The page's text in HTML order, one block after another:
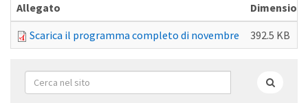
Allegato
Scarica il programma completo di novembre
392.5 KB
Form
di